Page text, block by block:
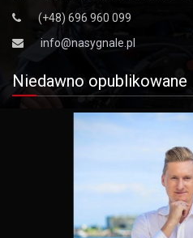
(+48) 696 960 099
info@nasygnale.pl
Niedawno opublikowane